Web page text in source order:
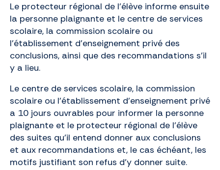
Le protecteur régional de l’élève informe ensuite
la personne plaignante et le centre de services
scolaire, la commission scolaire ou
l’établissement d’enseignement privé des
conclusions, ainsi que des recommandations s’il
y a lieu.
Le centre de services scolaire, la commission
scolaire ou l’établissement d’enseignement privé
a 10 jours ouvrables pour informer la personne
plaignante et le protecteur régional de l’élève
des suites qu’il entend donner aux conclusions
et aux recommandations et, le cas échéant, les
motifs justifiant son refus d’y donner suite.